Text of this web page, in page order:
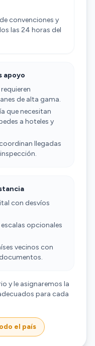
convenciones y
las 24 horas del
apoyo
de alta gama.
que necesitan
a hoteles y
llegadas
con desvíos
opcionales
vecinos con
y le asignaremos la
para cada
el país